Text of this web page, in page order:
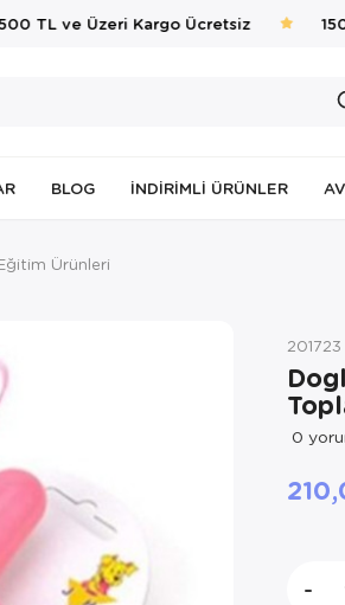
TL ve Üzeri Kargo Ücretsiz
BLOG İNDIRIMLI ÜRÜNLER
Ürünleri
201723
0
-